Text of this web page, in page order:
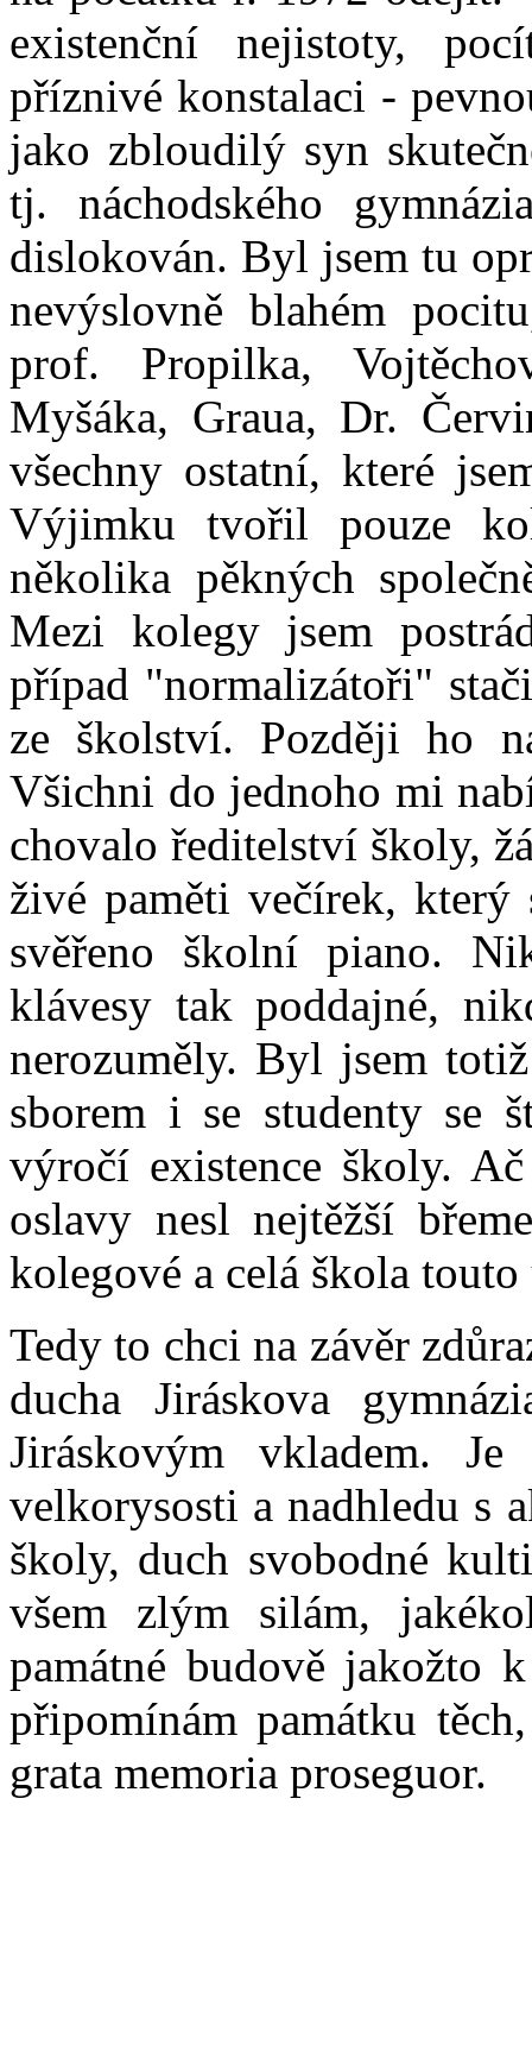
existenční nejistoty,
příznivé konstalaci -
jako zbloudilý syn
tj. náchodského
dislokován. Byl jsem tu
nevýslovně blahém
prof. Propilka,
Myšáka, Graua, Dr.
všechny ostatní, které
Výjimku tvořil pouze
několika pěkných
Mezi kolegy jsem
případ "normalizátoři"
ze školství. Později ho
Všichni do jednoho mi
chovalo ředitelství školy,
živé paměti večírek,
svěřeno školní piano.
klávesy tak poddajné,
nerozuměly. Byl jsem
sborem i se studenty se
výročí existence školy.
oslavy nesl nejtěžší
kolegové a celá škola
Tedy to chci na závěr
ducha Jiráskova
Jiráskovým vkladem.
velkorysosti a nadhledu s
školy, duch svobodné
všem zlým silám,
památné budově jakožto
připomínám památku
grata memoria proseguor.